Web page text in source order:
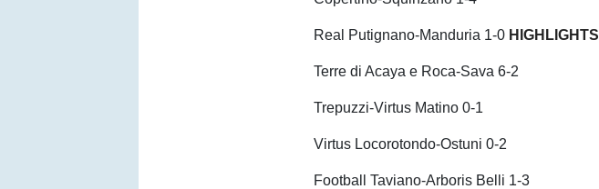
Real Putignano-Manduria 1-0 HIGHLIGHTS
Terre di Acaya e Roca-Sava 6-2
Trepuzzi-Virtus Matino 0-1
Virtus Locorotondo-Ostuni 0-2
Football Taviano-Arboris Belli 1-3